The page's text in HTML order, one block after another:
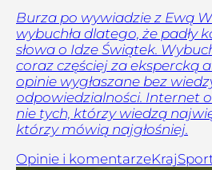
Burza po wywiadzie z Ewą
wybuchła dlatego, że padły
słowa o Idze Świątek.
coraz częściej za ekspercką
opinie wygłaszane bez
odpowiedzialności. Internet
nie tych, którzy wiedzą
którzy mówią najgłośniej.
Opinie i komentarzeKraj